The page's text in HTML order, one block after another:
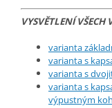
VYSVĚTLENÍ VŠECH
varianta
varianta s
varianta s
varianta s
výpustným